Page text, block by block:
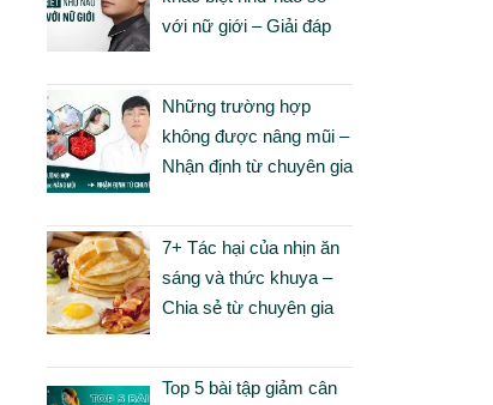
với nữ giới – Giải đáp
Những trường hợp
không được nâng mũi –
Nhận định từ chuyên gia
7+ Tác hại của nhịn ăn
sáng và thức khuya –
Chia sẻ từ chuyên gia
Top 5 bài tập giảm cân